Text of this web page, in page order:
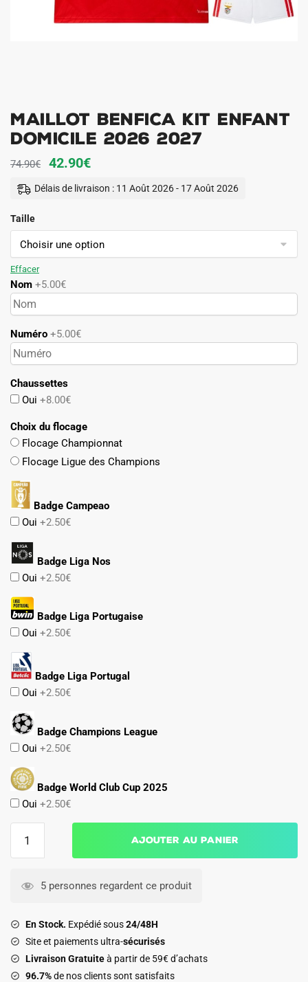
Maillot Benfica Kit Enfant
Domicile 2026 2027
74.90€
Le
prix
74.90€.
42.90€Le
prix
42.90€.
Délais de livraison : 11 Août 2026 - 17 Août 2026
Taille
Effacer
Nom +5.00€
Numéro +5.00€
Chaussettes
Oui +8.00€
Choix du flocage
Flocage Championnat
Flocage Ligue des Champions
Badge Campeao
Oui +2.50€
Badge Liga Nos
Oui +2.50€
Badge Liga Portugaise
Oui +2.50€
Badge Liga Portugal
Oui +2.50€
Badge Champions League
Oui +2.50€
Badge World Club Cup 2025
Oui +2.50€
Benfica
Domicile
2026
2027
Ajouter au panier
5 personnes regardent ce produit
En Stock. Expédié sous24/48H
Site et paiements ultra-sécurisés
Livraison Gratuiteà partir de 59€ d’achats
96.7%de nos clients sont satisfaits